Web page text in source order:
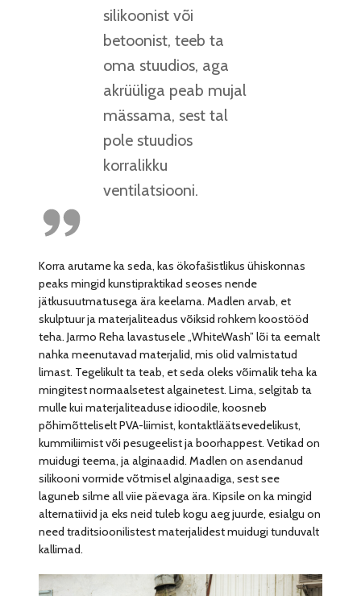
silikoonist või
betoonist, teeb ta
oma stuudios, aga
akrüüliga peab mujal
mässama, sest tal
pole stuudios
korralikku
ventilatsiooni.
Korra arutame ka seda, kas ökofašistlikus ühiskonnas
peaks mingid kunstipraktikad seoses nende
jätkusuutmatusega ära keelama. Madlen arvab, et
skulptuur ja materjaliteadus võiksid rohkem koostööd
teha. Jarmo Reha lavastusele „WhiteWash” lõi ta eemalt
nahka meenutavad materjalid, mis olid valmistatud
limast. Tegelikult ta teab, et seda oleks võimalik teha ka
mingitest normaalsetest algainetest. Lima, selgitab ta
mulle kui materjaliteaduse idioodile, koosneb
põhimõtteliselt PVA-liimist, kontaktläätsevedelikust,
kummiliimist või pesugeelist ja boorhappest. Vetikad on
muidugi teema, ja alginaadid. Madlen on asendanud
silikooni vormide võtmisel alginaadiga, sest see
laguneb silme all viie päevaga ära. Kipsile on ka mingid
alternatiivid ja eks neid tuleb kogu aeg juurde, esialgu on
need traditsioonilistest materjalidest muidugi tunduvalt
kallimad.